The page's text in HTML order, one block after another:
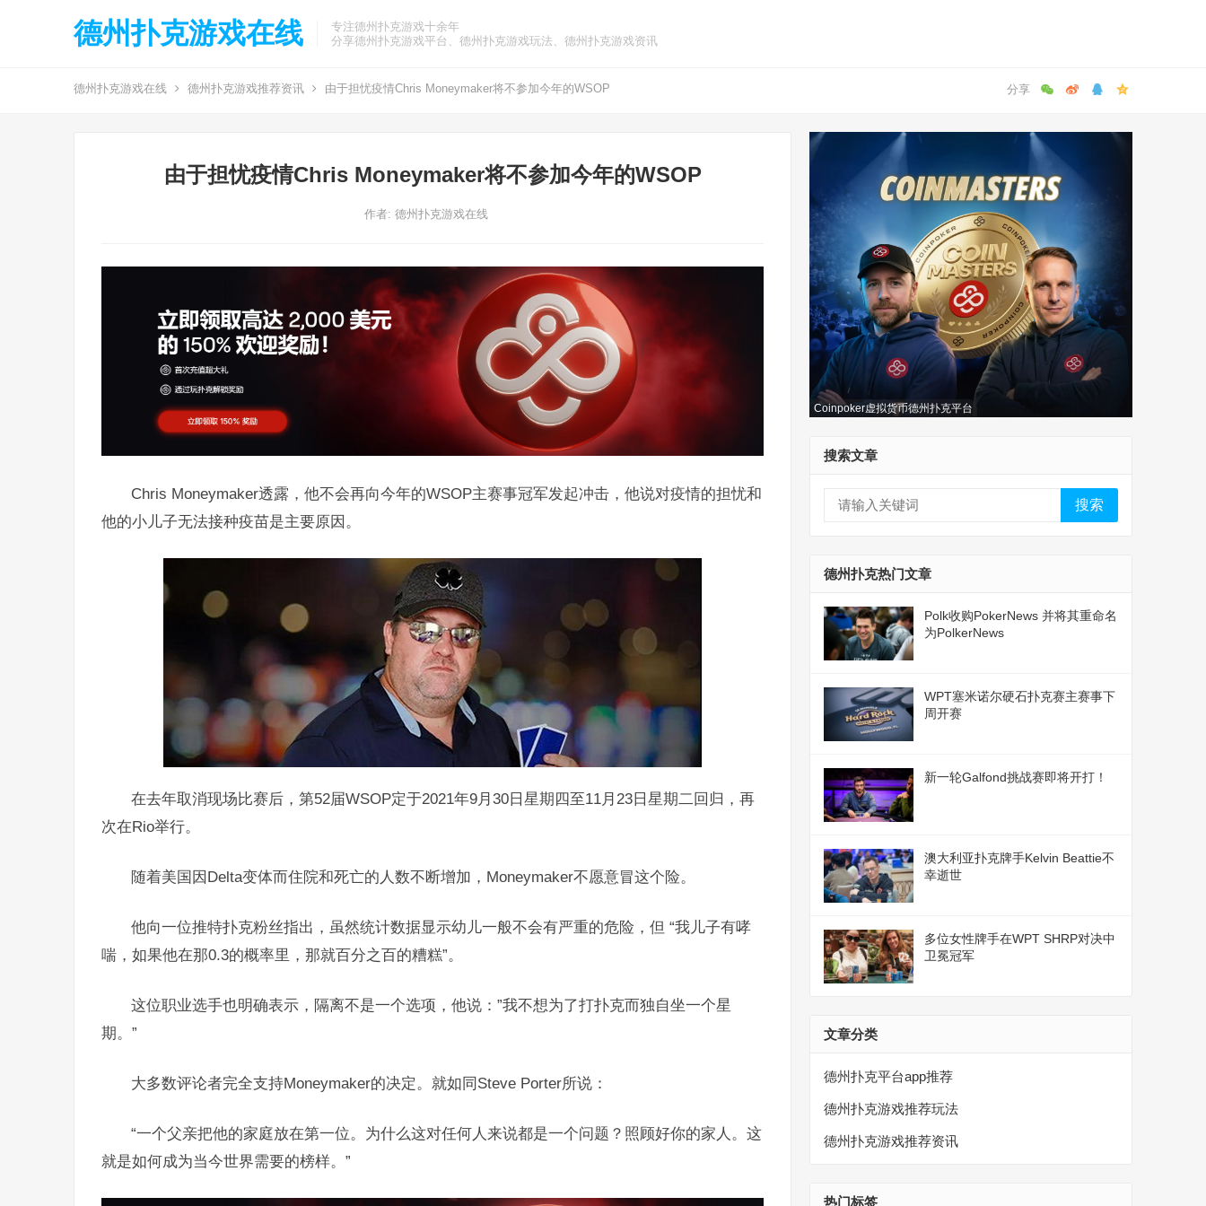
德州扑克游戏在线
专注德州扑克游戏十余年
分享德州扑克游戏平台、德州扑克游戏玩法、德州扑克游戏资讯
德州扑克游戏在线 德州扑克游戏推荐资讯 由于担忧疫情Chris Moneymaker将不参加今年的WSOP
由于担忧疫情Chris Moneymaker将不参加今年的WSOP
作者: 德州扑克游戏在线
Chris Moneymaker透露，他不会再向今年的WSOP主赛事冠军发起冲击，他说对疫情的担忧和
他的小儿子无法接种疫苗是主要原因。
在去年取消现场比赛后，第52届WSOP定于2021年9月30日星期四至11月23日星期二回归，再
次在Rio举行。
随着美国因Delta变体而住院和死亡的人数不断增加，Moneymaker不愿意冒这个险。
他向一位推特扑克粉丝指出，虽然统计数据显示幼儿一般不会有严重的危险，但 “我儿子有哮
喘，如果他在那0.3的概率里，那就百分之百的糟糕”。
这位职业选手也明确表示，隔离不是一个选项，他说：”我不想为了打扑克而独自坐一个星
期。”
大多数评论者完全支持Moneymaker的决定。就如同Steve Porter所说：
“一个父亲把他的家庭放在第一位。为什么这对任何人来说都是一个问题？照顾好你的家人。这
就是如何成为当今世界需要的榜样。”
Coinpoker虚拟货币德州扑克平台
搜索文章
搜索
德州扑克热门文章
Polk收购PokerNews 并将其重命名
为PolkerNews
WPT塞米诺尔硬石扑克赛主赛事下
周开赛
新一轮Galfond挑战赛即将开打！
澳大利亚扑克牌手Kelvin Beattie不
幸逝世
多位女性牌手在WPT SHRP对决中
卫冕冠军
文章分类
德州扑克平台app推荐
德州扑克游戏推荐玩法
德州扑克游戏推荐资讯
热门标签